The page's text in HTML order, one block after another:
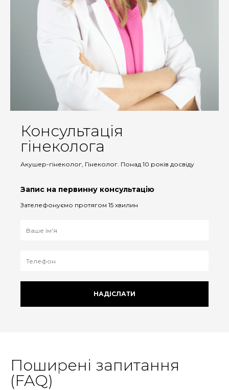
Консультація
гінеколога
Акушер-гінеколог, Гінеколог. Понад 10 років досвіду
Запис на первинну консультацію
Зателефонуємо протягом 15 хвилин
НАДІСЛАТИ
Поширені запитання
(FAQ)